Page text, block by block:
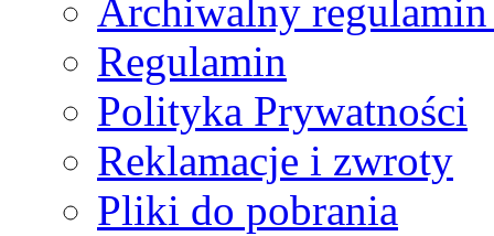
Archiwalny
Regulamin
Polityka Prywatności
Reklamacje i zwroty
Pliki do pobrania